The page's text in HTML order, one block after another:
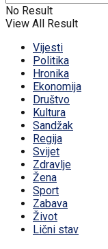
No Result
View All Result
Vijesti
Politika
Hronika
Ekonomija
Društvo
Kultura
Sandžak
Regija
Svijet
Zdravlje
Žena
Sport
Zabava
Život
Lični stav